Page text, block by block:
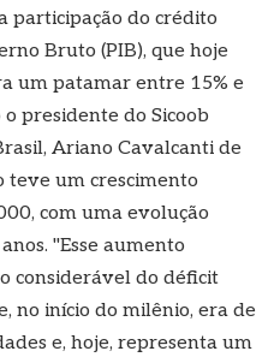
participação do crédito
Bruto (PIB), que hoje
um patamar entre 15% e
presidente do Sicoob
Ariano Cavalcanti de
teve um crescimento
com uma evolução
"Esse aumento
considerável do déficit
no início do milênio, era de
e, hoje, representa um